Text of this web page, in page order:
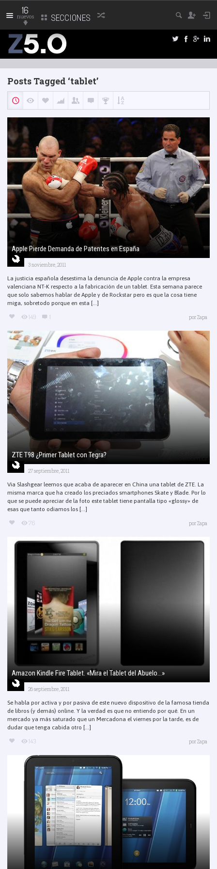
16
nuevos SECCIONES
Posts Tagged ‘tablet’
Apple Pierde Demanda de Patentes en España
3 noviembre, 2011
La justicia española desestima la denuncia de Apple contra la empresa
valenciana NT-K respecto a la fabricación de un tablet. Esta semana parece
que solo sabemos hablar de Apple y de Rockstar pero es que la cosa tiene
miga, sobretodo porque en esta [...]
149 1 porZapa
ZTE T98 ¿Primer Tablet con Tegra?
27 septiembre, 2011
Via Slashgear leemos que acaba de aparecer en China una tablet de ZTE. La
misma marca que ha creado los preciados smartphones Skate y Blade. Por lo
que se puede apreciar de la foto este tablet tiene pantalla tipo «glossy» de
esas que tanto odiamos los [...]
76 porZapa
Amazon Kindle Fire Tablet. «Mira el Tablet del Abuelo…»
26 septiembre, 2011
Se habla por activa y por pasiva de este nuevo dispositivo de la famosa tienda
de libros (y demás) online. Y la verdad es que no entiendo por qué. En un
mercado ya más saturado que un Mercadona el viernes por la tarde, es de
dudar que tenga cabida otro [...]
143 porZapa